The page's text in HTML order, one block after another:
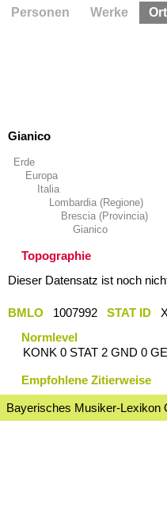
Gianico
Erde
Europa
Italia
Lombardia (Regione)
Brescia (Provincia)
Gianico
Topographie
Dieser Datensatz ist noch
BMLO 1007992 STAT ID
Normlevel
KONK 0 STAT 2 GND 0
Empfohlene Zitierweise
Bayerisches Musiker-Lexikon
Personen Werke